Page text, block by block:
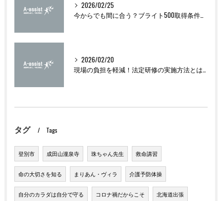
2026/02/25
今からでも間に合う？ブライト500取得条件をわかりやすく解説
2026/02/20
現場の負担を軽減！法定研修の実施方法とは？
タグ Tags
登別市 成田山瀧泉寺 珠ちゃん先生 救命講習
命の大切さを知る まりあん・ヴィラ 介護予防体操
自分のカラダは自分で守る コロナ禍だからこそ 北海道出張